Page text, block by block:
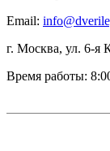
Email:
г. Москва, ул. 6-я
Время работы: